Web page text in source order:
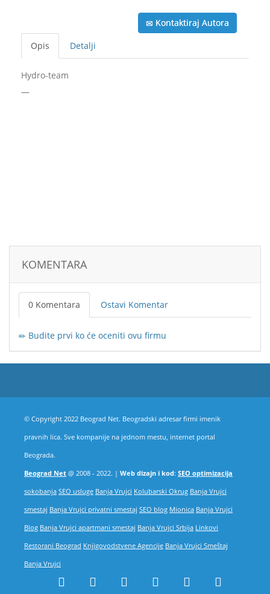
Kontaktiraj Autora
Opis
Detalji
Hydro-team
—
KOMENTARA
0 Komentara Ostavi Komentar
Budite prvi ko će oceniti ovu firmu
© Copyright 2022 Beograd Net. Beogradski adresar firmi imenik
pravnih lica. Sve kompanije na jednom mestu, internet portal
Beograda.
Beograd Net @ 2008 - 2022. | Web dizajn i kod: SEO optimizacija
sokobanja SEO usluge Banja Vrujci Kolubarski Okrug Banja Vrujci
smestaj Banja Vrujci privatni smestaj SEO blog Mionica Banja Vrujci
Blog Banja Vrujci apartmani smestaj Banja Vrujci Srbija Linkovi
Restorani Beograd Knjigovodstvene Agencije Banja Vrujci Smeštaj
Banja Vrujci